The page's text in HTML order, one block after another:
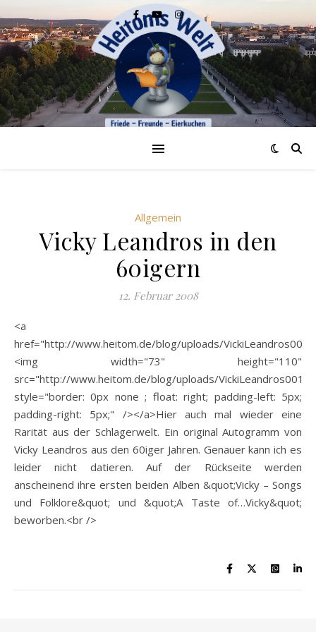
Allgemein
Vicky Leandros in den
60igern
12. Februar 2008
<a
href="http://www.heitom.de/blog/uploads/
<img width="73" height="110"
src="http://www.heitom.de/blog/uploads/
style="border: 0px none ; float: right; padding-left: 5px;
padding-right: 5px;" /></a>Hier auch mal wieder eine
Rarität aus der Schlagerwelt. Ein original Autogramm von
Vicky Leandros aus den 60iger Jahren. Genauer kann ich es
leider nicht datieren. Auf der Rückseite werden
anscheinend ihre ersten beiden Alben &quot;Vicky – Songs
und Folklore&quot; und &quot;A Taste of…Vicky&quot;
beworben.<br />